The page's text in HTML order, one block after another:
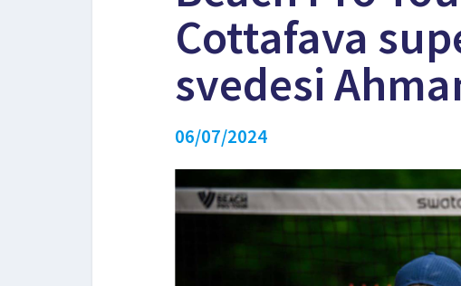
Cottafava
svedesi
06/07/2024